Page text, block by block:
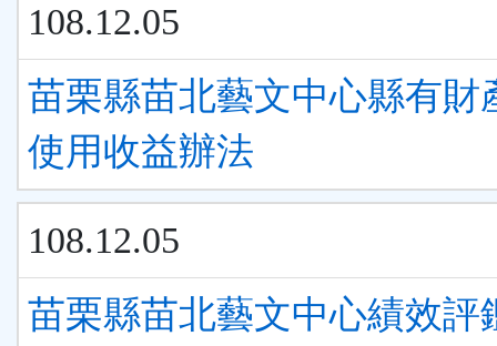
108.12.05
苗栗縣苗北藝文中心縣有財
使用收益辦法
108.12.05
苗栗縣苗北藝文中心績效評